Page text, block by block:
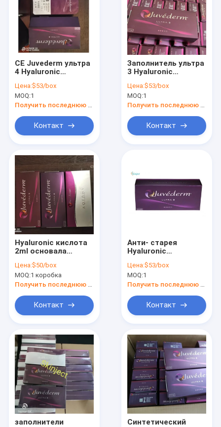
Продукты
О нас
Путешествие фабрики
Свяжитесь мы
Спросите цитату
Shopping Online
Hyaluronic кисловочный дермальный заполнитель
Заполнитель соединенный крестом дермальный
Вводимый дермальный заполнитель
Botulinum токсин
CE Juvederm ультра
4 Hyaluronic
заполнителя
морщинки
Цена:$53/box
MOQ:1
Получить последнюю цену
Контакт
Заполнитель ультра
3 Hyaluronic
дермальный,
Hyaluronic кислота
Juvederm для
Цена:$53/box
MOQ:1
Получить последнюю цену
Контакт
Hyaluronic кислота
2ml основала
впрыски
заполнителей
Цена:$50/box
MOQ:1 коробка
Получить последнюю цену
Контакт
Анти- старея
Hyaluronic
дермальный
заполнитель,
Hyaluronic
впрыски 2x1.0ml
для морщинок
Цена:$53/box
MOQ:1
Получить последнюю цену
Контакт
заполнители
Синтетический